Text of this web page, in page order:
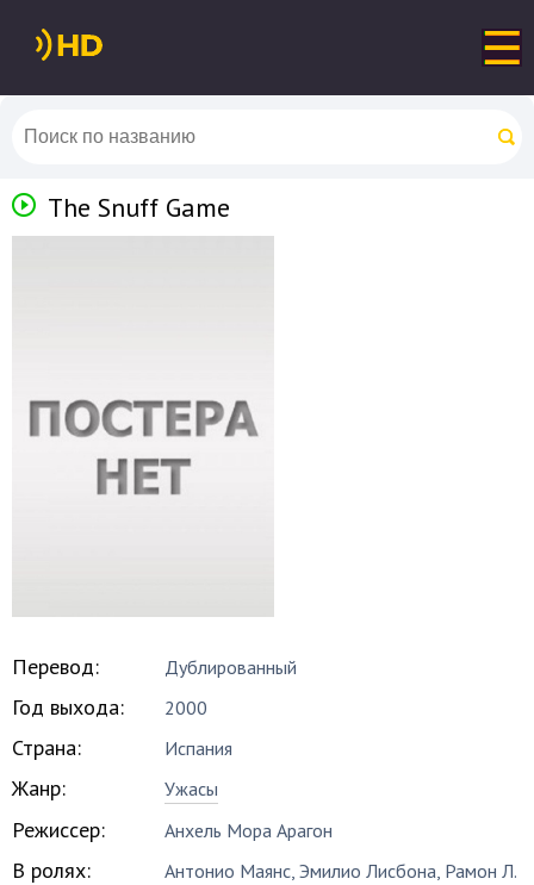
The Snuff Game
Перевод: Дублированный
Год выхода: 2000
Страна: Испания
Жанр: Ужасы
Режиссер: Анхель Мора Арагон
В ролях: Антонио Маянс,Эмилио Лисбона, Рамон Л.